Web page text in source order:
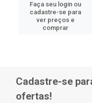
Faça seu login ou
cadastre-se para
ver preços e
comprar
Cadastre-se
ofertas!